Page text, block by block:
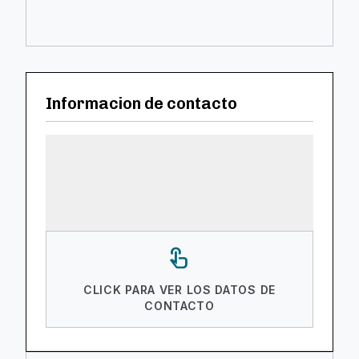
Informacion de contacto
touch_app
CLICK PARA VER LOS DATOS DE
CONTACTO